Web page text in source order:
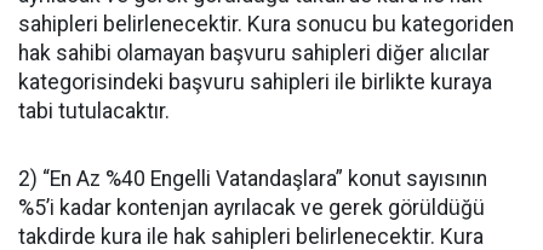
sahipleri belirlenecektir. Kura sonucu bu kategoriden
hak sahibi olamayan başvuru sahipleri diğer alıcılar
kategorisindeki başvuru sahipleri ile birlikte kuraya
tabi tutulacaktır.
2) “En Az %40 Engelli Vatandaşlara” konut sayısının
%5’i kadar kontenjan ayrılacak ve gerek görüldüğü
takdirde kura ile hak sahipleri belirlenecektir. Kura